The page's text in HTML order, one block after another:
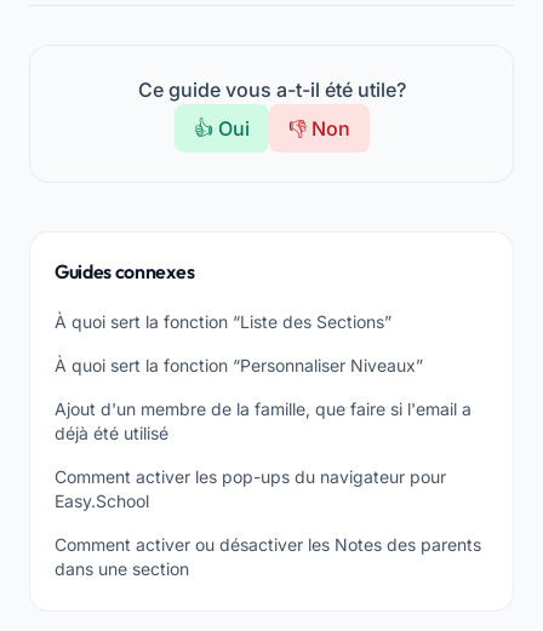
Ce guide vous a-t-il été utile?
👍 Oui
👎 Non
Guides connexes
À quoi sert la fonction “Liste des Sections”
À quoi sert la fonction “Personnaliser Niveaux”
Ajout d'un membre de la famille, que faire si l'email a
déjà été utilisé
Comment activer les pop-ups du navigateur pour
Easy.School
Comment activer ou désactiver les Notes des parents
dans une section